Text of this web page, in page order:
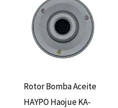
Rotor Bomba Aceite
HAYPO Haojue KA-